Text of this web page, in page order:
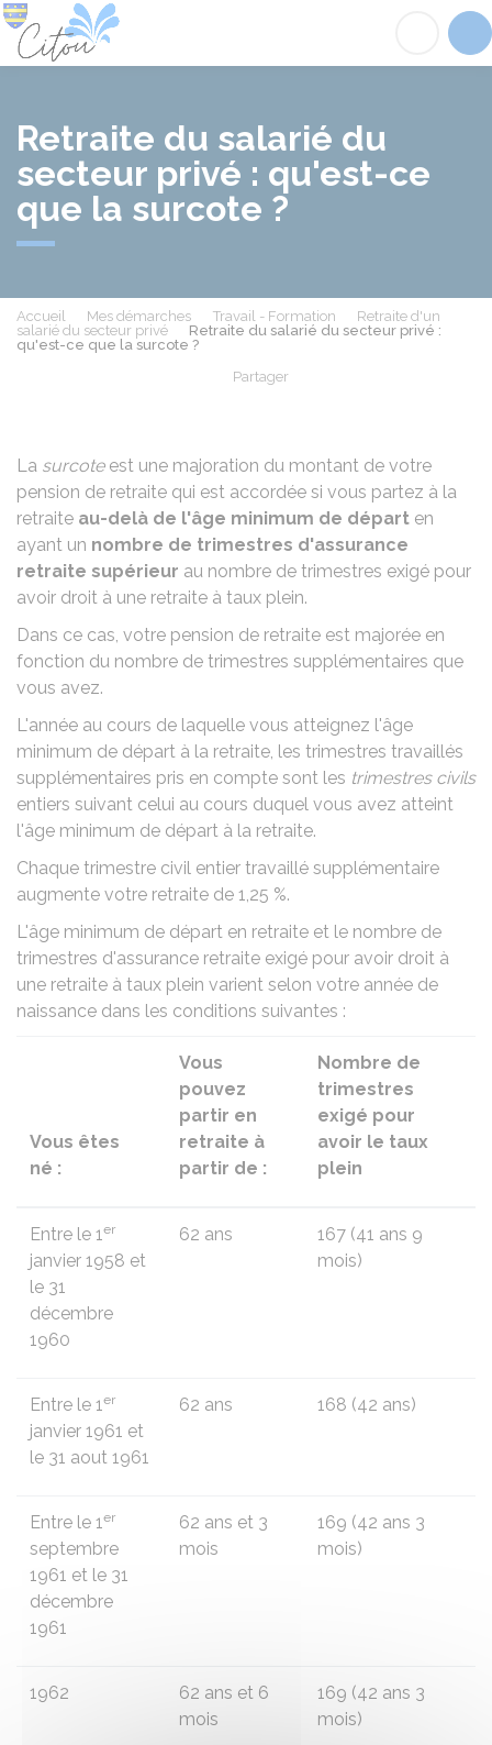
Retraite du salarié du
secteur privé : qu'est-ce
que la surcote ?
Accueil Mes démarches Travail - Formation
Retraite d'un
salarié du secteur privé
Retraite du salarié du secteur privé :
qu'est-ce que la surcote ?
Partager
La surcoteest une majoration du montant de votre
pension de retraite qui est accordée si vous partez à la
retraite au-delà de l'âge minimum de départ en
ayant un nombre de trimestres d'assurance
retraite supérieur au nombre de trimestres exigé pour
avoir droit à une retraite à taux plein.
Dans ce cas, votre pension de retraite est majorée en
fonction du nombre de trimestres supplémentaires que
vous avez.
L'année au cours de laquelle vous atteignez l'âge
minimum de départ à la retraite, les trimestres travaillés
supplémentaires pris en compte sont les trimestres civils
entiers suivant celui au cours duquel vous avez atteint
l'âge minimum de départ à la retraite.
Chaque trimestre civil entier travaillé supplémentaire
augmente votre retraite de 1,25 %.
L'âge minimum de départ en retraite et le nombre de
trimestres d'assurance retraite exigé pour avoir droit à
une retraite à taux plein varient selon votre année de
naissance dans les conditions suivantes :
Vous êtes
né :
Vous
pouvez
partir en
retraite à
partir de :
Nombre de
trimestres
exigé pour
avoir le taux
plein
Entre le 1er
janvier 1958 et
le 31
décembre
1960
62 ans
167 (41 ans 9
mois)
Entre le 1er
janvier 1961 et
le 31 aout 1961
62 ans 168 (42 ans)
Entre le 1er
septembre
1961 et le 31
décembre
1961
62 ans et 3
mois
169 (42 ans 3
mois)
1962
62 ans et 6
mois
169 (42 ans 3
mois)